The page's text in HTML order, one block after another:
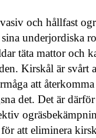
och hållfast
underjordiska
täta mattor och
Kirskål är svårt
att
det. Det är
att eliminera